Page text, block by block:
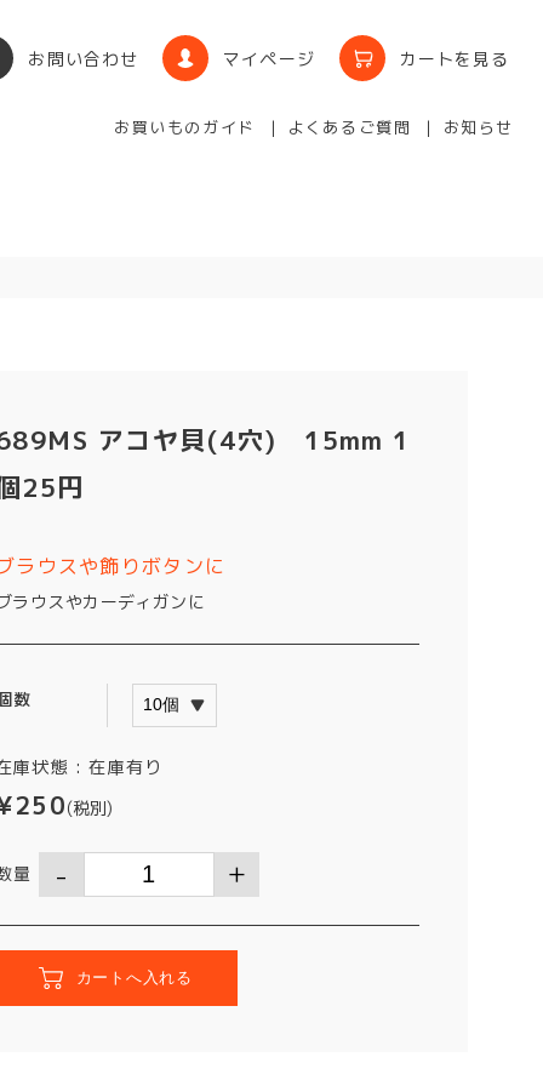
お問い合わせ マイページ カートを見る
お買いものガイド よくあるご質問 お知らせ
アコヤ貝(4穴) 15mm 1
25円
ラウスや飾りボタンに
ラウスやカーディガンに
数
庫状態 :在庫有り
(税別)
量